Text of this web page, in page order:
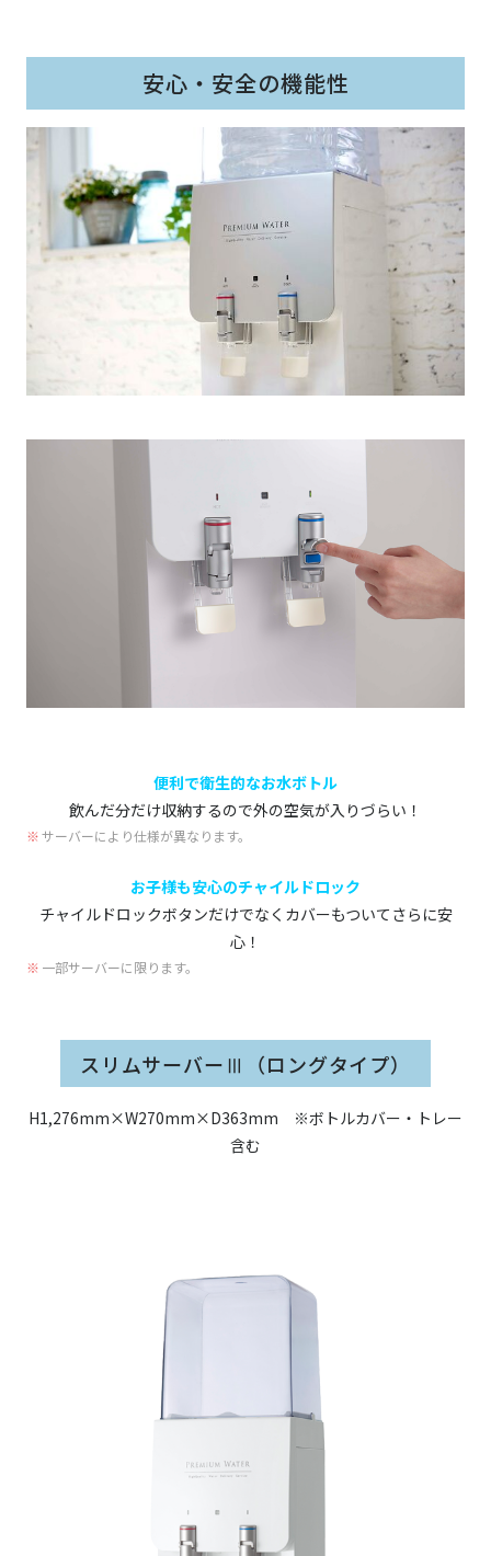
安心・安全の機能性
便利で衛生的なお水ボトル
飲んだ分だけ収納するので外の空気が入りづらい！
サーバーにより仕様が異なります。
お子様も安心のチャイルドロック
チャイルドロックボタンだけでなくカバーもついてさらに安
心！
一部サーバーに限ります。
スリムサーバーⅢ（ロングタイプ）
H1,276mm×W270mm×D363mm ※ボトルカバー・トレー
含む